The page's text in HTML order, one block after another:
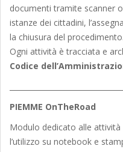
documenti tramite scanner
istanze dei cittadini,
la chiusura del procedimento.
Ogni attività è tracciata e
Codice
PIEMME OnTheRoad
Modulo dedicato alle attività
l’utilizzo su notebook e